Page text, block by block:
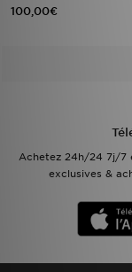
100,00€
Achetez 24h/24 7j/7
exclusives &